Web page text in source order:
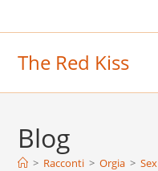
al
The Red Kiss
Blog
> Racconti > Orgia >